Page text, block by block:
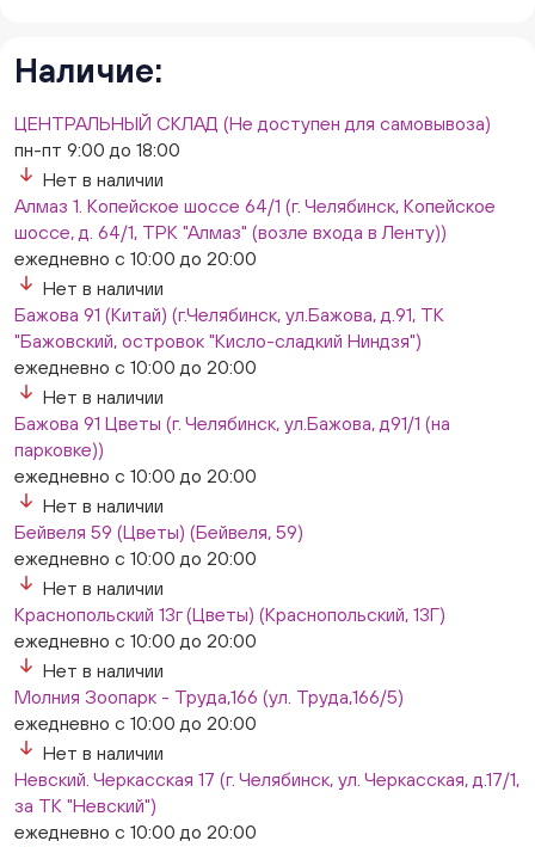
ежедневно с 10:00 до 20:00
Слава. Копейск, пр.Славы 8/1 (Копейск, пр. Славы
8/1, ТЦ "Слава")
ежедневно с 10:00 до 20:00
Нет в наличии
Слон. Миасс, Автозаводцев (ТК Слон, г. Миасс)
Нет в наличии
Сталеваров 5(ЦВЕТЫ) (г. Челябинск, ул. Сталеваров
ежедневно с 10:00 до 20:00
Нет в наличии
Наличие:
ЦЕНТРАЛЬНЫЙ СКЛАД (Не доступен для самовывоза)
пн-пт 9:00 до 18:00
Нет в наличии
Алмаз 1. Копейское шоссе 64/1 (г. Челябинск, Копейское
шоссе, д. 64/1, ТРК "Алмаз" (возле входа в Ленту))
ежедневно с 10:00 до 20:00
Нет в наличии
Бажова 91 (Китай) (г.Челябинск, ул.Бажова, д.91, ТК
"Бажовский, островок "Кисло-сладкий Ниндзя")
ежедневно с 10:00 до 20:00
Нет в наличии
Бажова 91 Цветы (г. Челябинск, ул.Бажова, д91/1 (на
парковке))
ежедневно с 10:00 до 20:00
Нет в наличии
Бейвеля 59 (Цветы) (Бейвеля, 59)
ежедневно с 10:00 до 20:00
Нет в наличии
Краснопольский 13г (Цветы) (Краснопольский, 13Г)
ежедневно с 10:00 до 20:00
Нет в наличии
Молния Зоопарк - Труда,166 (ул. Труда,166/5)
ежедневно с 10:00 до 20:00
Нет в наличии
Невский. Черкасская 17 (г. Челябинск, ул. Черкасская, д.17/1,
за ТК "Невский")
ежедневно с 10:00 до 20:00